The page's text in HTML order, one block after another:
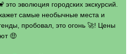
это эволюция городских экскурсий.
самые необычные места и
пробовал, это огонь 🚀! Цены
🤑